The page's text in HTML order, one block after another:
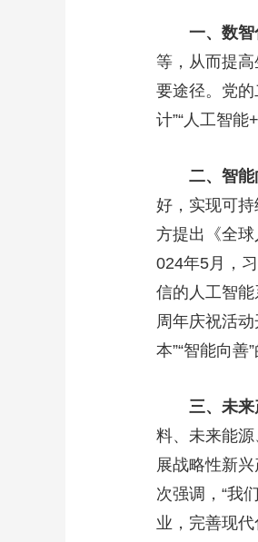
竞猜
CCTV奥林匹克
教育 乡村振兴
CCTV.节目官网 直播
一、数智
等，从而提
要途径。党的
计”“人工智能
二、智能
好，实现可
方提出《全
024年5月，
信的人工智能
周年庆祝活
本”“智能向善
三、未来
料、未来能
展战略性新
次强调，“我
业，完善现